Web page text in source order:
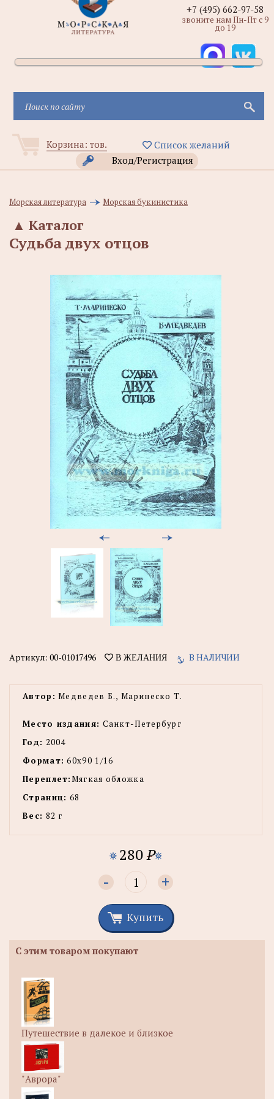
Корзина: тов.
Список желаний
Вход/Регистрация
+7 (495) 662-97-58
звоните нам Пн-Пт с 9
до 19
Морская литература Морская букинистика
Каталог
▲
Судьба двух отцов
Артикул: 00-01017496 В ЖЕЛАНИЯ В НАЛИЧИИ
Автор: Медведев Б., Маринеско Т.
Место издания: Санкт-Петербург
Год: 2004
Формат: 60х90 1/16
Переплет:Мягкая обложка
Страниц: 68
Вес: 82 г
280P
- +
Купить
С этим товаром покупают
Путешествие в далекое и близкое
"Аврора"